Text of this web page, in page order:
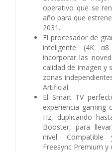
operativo que se
año para que
2031.
El procesador de
inteligente (4K
incorporar las
calidad de imagen y
zonas
Artificial.
El Smart TV
experiencia gaming
Hz, duplicando
Booster, para
nivel.
Freesync Premium y